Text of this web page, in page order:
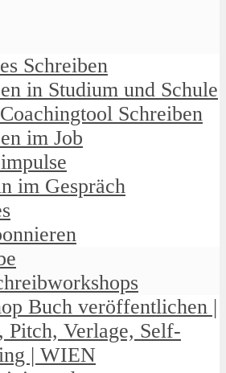
Schreiben
in Studium und Schule
Schreiben
im Job
im Gespräch
Buch veröffentlichen |
Pitch, Verlage, Self-
| WIEN